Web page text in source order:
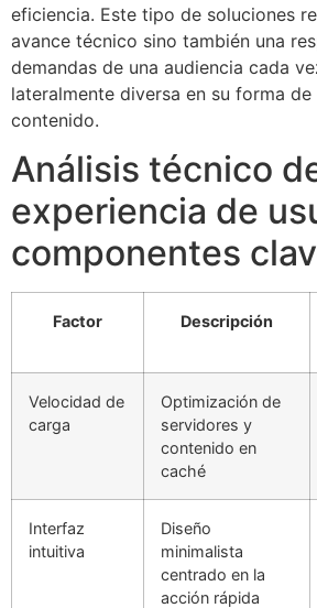
eficiencia. Este tipo de soluciones
avance técnico sino también una
demandas de una audiencia cada
lateralmente diversa en su forma de
contenido.
Análisis técnico
experiencia de
componentes
Factor Descripción
Velocidad de
carga
Optimización de
servidores y
contenido en
caché
Interfaz
intuitiva
Diseño
minimalista
centrado en la
acción rápida